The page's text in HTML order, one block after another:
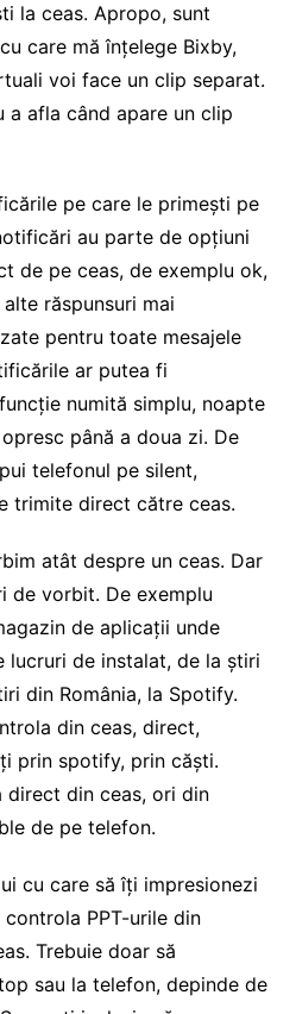
la ceas. Apropo, sunt
care mă înțelege Bixby,
voi face un clip separat.
a afla când apare un clip
pe care le primești pe
au parte de opțiuni
de pe ceas, de exemplu ok,
răspunsuri mai
pentru toate mesajele
ar putea fi
numită simplu, noapte
până a doua zi. De
telefonul pe silent,
trimite direct către ceas.
atât despre un ceas. Dar
de vorbit. De exemplu
de aplicații unde
lucruri de instalat, de la știri
din România, la Spotify.
din ceas, direct,
prin spotify, prin căști.
direct din ceas, ori din
de pe telefon.
cu care să îți impresionezi
PPT-urile din
Trebuie doar să
sau la telefon, depinde de